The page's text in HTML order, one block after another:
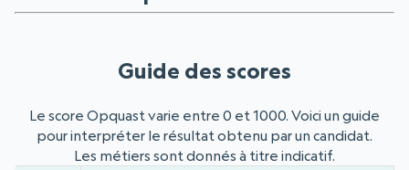
Guide des scores
Le score Opquast varie entre 0 et 1000. Voici un guide
pour interpréter le résultat obtenu par un candidat.
Les métiers sont donnés à titre indicatif.